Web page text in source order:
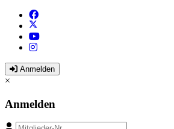
Anmelden
×
Anmelden